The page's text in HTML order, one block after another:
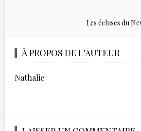
Les écluses du
À PROPOS DE L'AUTEUR
Nathalie